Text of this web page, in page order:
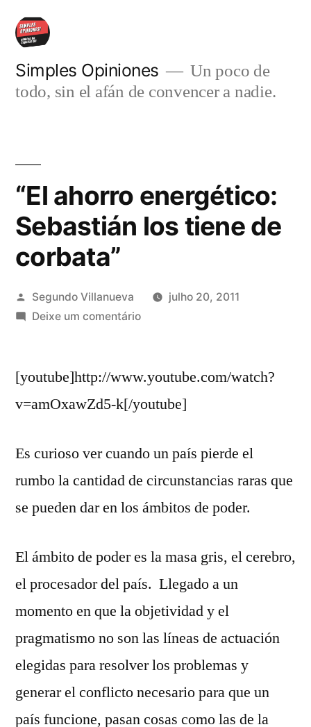
Pular
para
conteúdo
Simples Opiniones
Un poco de
todo, sin el afán de convencer a nadie.
“El ahorro energético:
Sebastián los tiene de
corbata”
Publicado
por
Segundo Villanueva
julho 20, 2011
Deixe um comentárioem
energético:
los
de
[youtube]http://www.youtube.com/watch?
v=amOxawZd5-k[/youtube]
Es curioso ver cuando un país pierde el
rumbo la cantidad de circunstancias raras que
se pueden dar en los ámbitos de poder.
El ámbito de poder es la masa gris, el cerebro,
el procesador del país. Llegado a un
momento en que la objetividad y el
pragmatismo no son las líneas de actuación
elegidas para resolver los problemas y
generar el conflicto necesario para que un
país funcione, pasan cosas como las de la